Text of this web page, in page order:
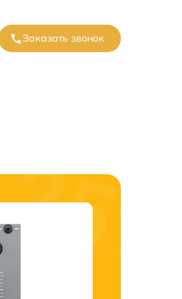
Заказать звонок